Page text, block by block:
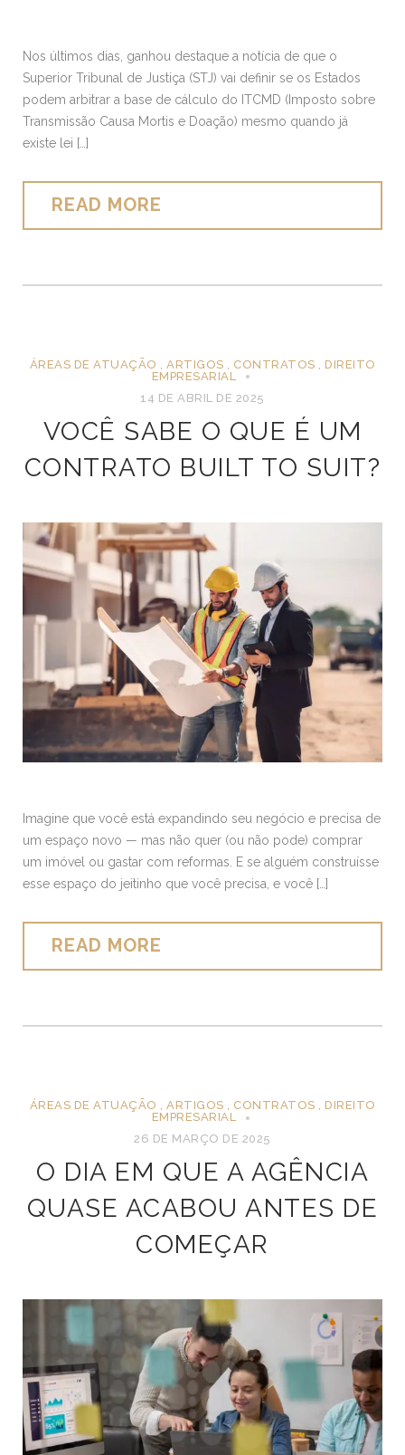
Nos últimos dias, ganhou destaque a notícia de que o
Superior Tribunal de Justiça (STJ) vai definir se os Estados
podem arbitrar a base de cálculo do ITCMD (Imposto sobre
Transmissão Causa Mortis e Doação) mesmo quando já
existe lei […]
READ MORE
ÁREAS DE ATUAÇÃO ARTIGOS CONTRATOS
DIREITO
EMPRESARIAL
14 DE ABRIL DE 2025
VOCÊ SABE O QUE É UM
CONTRATO BUILT TO SUIT?
Imagine que você está expandindo seu negócio e precisa de
um espaço novo — mas não quer (ou não pode) comprar
um imóvel ou gastar com reformas. E se alguém construísse
esse espaço do jeitinho que você precisa, e você […]
READ MORE
ÁREAS DE ATUAÇÃO , ARTIGOS , CONTRATOS , DIREITO
EMPRESARIAL
26 DE MARÇO DE 2025
O DIA EM QUE A AGÊNCIA
QUASE ACABOU ANTES DE
COMEÇAR